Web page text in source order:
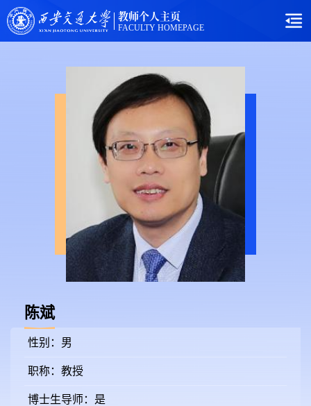
教师个人主页
FACULTY HOMEPAGE
陈斌
性别：男
职称：教授
博士生导师：是